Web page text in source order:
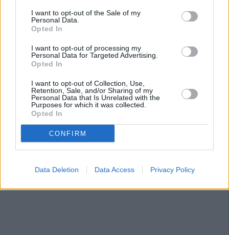
I want to opt-out of the Sale of my
Personal Data.
Opted In
I want to opt-out of processing my
Personal Data for Targeted Advertising.
Opted In
I want to opt-out of Collection, Use,
Retention, Sale, and/or Sharing of my
Personal Data that Is Unrelated with the
Purposes for which it was collected.
Opted In
CONFIRM
Data Deletion Data Access Privacy Policy